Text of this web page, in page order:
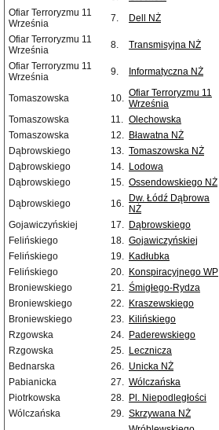
Ofiar Terroryzmu 11
Września
7. Dell NŻ
Ofiar Terroryzmu 11
Września
8. Transmisyjna NŻ
Ofiar Terroryzmu 11
Września
9. Informatyczna NŻ
Tomaszowska 10. Ofiar Terroryzmu 11
Września
Tomaszowska 11. Olechowska
Tomaszowska
12. Bławatna NŻ
Dąbrowskiego
13. Tomaszowska NŻ
Dąbrowskiego
14. Lodowa
Dąbrowskiego
15. Ossendowskiego NŻ
Dąbrowskiego
16. Dw. Łódź Dąbrowa
NŻ
Gojawiczyńskiej 17. Dąbrowskiego
Felińskiego
18. Gojawiczyńskiej
Felińskiego
19. Kadłubka
Felińskiego
20. Konspiracyjnego WP
Broniewskiego
21. Śmigłego-Rydza
Broniewskiego
22. Kraszewskiego
Broniewskiego
23. Kilińskiego
Rzgowska
24. Paderewskiego
Rzgowska
25. Lecznicza
Bednarska
26. Unicka NŻ
Pabianicka
27. Wólczańska
Piotrkowska
28. Pl. Niepodległości
Wólczańska
29. Skrzywana NŻ